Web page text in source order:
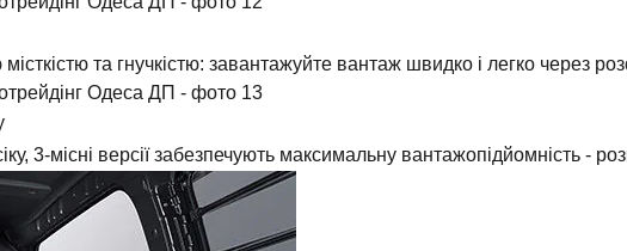
та гнучкістю: завантажуйте вантаж швидко і легко через
3-місні версії забезпечують максимальну вантажопідйомність -